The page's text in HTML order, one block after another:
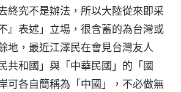
終究不是辦法，所以大陸從來即采
』表述」立場，很含蓄的為台灣或
地，最近江澤民在會見台灣友人
共和國」與「中華民國」的「國
可各自簡稱為「中國」，不必做無